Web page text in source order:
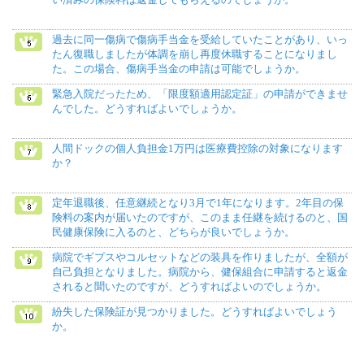
過去に同一傷病で傷病手当金を受給していたことがあり、いっ
たん復職しましたが体調を崩し再度休職することになりまし
た。この場合、傷病手当金の申請は可能でしょうか。
緊急入院だったため、「限度額適用認定証」の申請ができませ
んでした。どうすればよいでしょうか。
人間ドックの個人負担金1万円は医療費控除の対象になります
か？
定年退職後、任意継続となり3月で1年になります。2年目の保
険料の案内が届いたのですが、このまま任継を続けるのと、国
民健康保険に入るのと、どちらが良いでしょうか。
病院でギプスやコルセットなどの装具を作りましたが、全額が
自己負担となりました。病院から、健保組合に申請すると返金
されると聞いたのですが、どうすればよいのでしょうか。
紛失した保険証が見つかりました。どうすればよいでしょう
か。